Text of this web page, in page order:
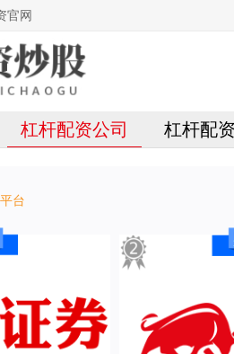
官网
杠杆配资公司 杠杆配
台